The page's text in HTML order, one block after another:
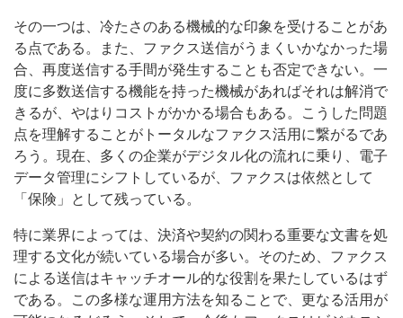
その一つは、冷たさのある機械的な印象を受けることがあ
る点である。また、ファクス送信がうまくいかなかった場
合、再度送信する手間が発生することも否定できない。一
度に多数送信する機能を持った機械があればそれは解消で
きるが、やはりコストがかかる場合もある。こうした問題
点を理解することがトータルなファクス活用に繋がるであ
ろう。現在、多くの企業がデジタル化の流れに乗り、電子
データ管理にシフトしているが、ファクスは依然として
「保険」として残っている。
特に業界によっては、決済や契約の関わる重要な文書を処
理する文化が続いている場合が多い。そのため、ファクス
による送信はキャッチオール的な役割を果たしているはず
である。この多様な運用方法を知ることで、更なる活用が